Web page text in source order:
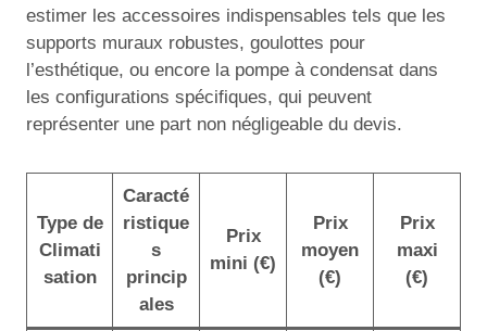
estimer les accessoires indispensables tels que les
supports muraux robustes, goulottes pour
l’esthétique, ou encore la pompe à condensat dans
les configurations spécifiques, qui peuvent
représenter une part non négligeable du devis.
Type de
Climati
sation
Caracté
ristique
s
princip
ales
Prix
mini (€)
Prix
moyen
(€)
Prix
maxi
(€)